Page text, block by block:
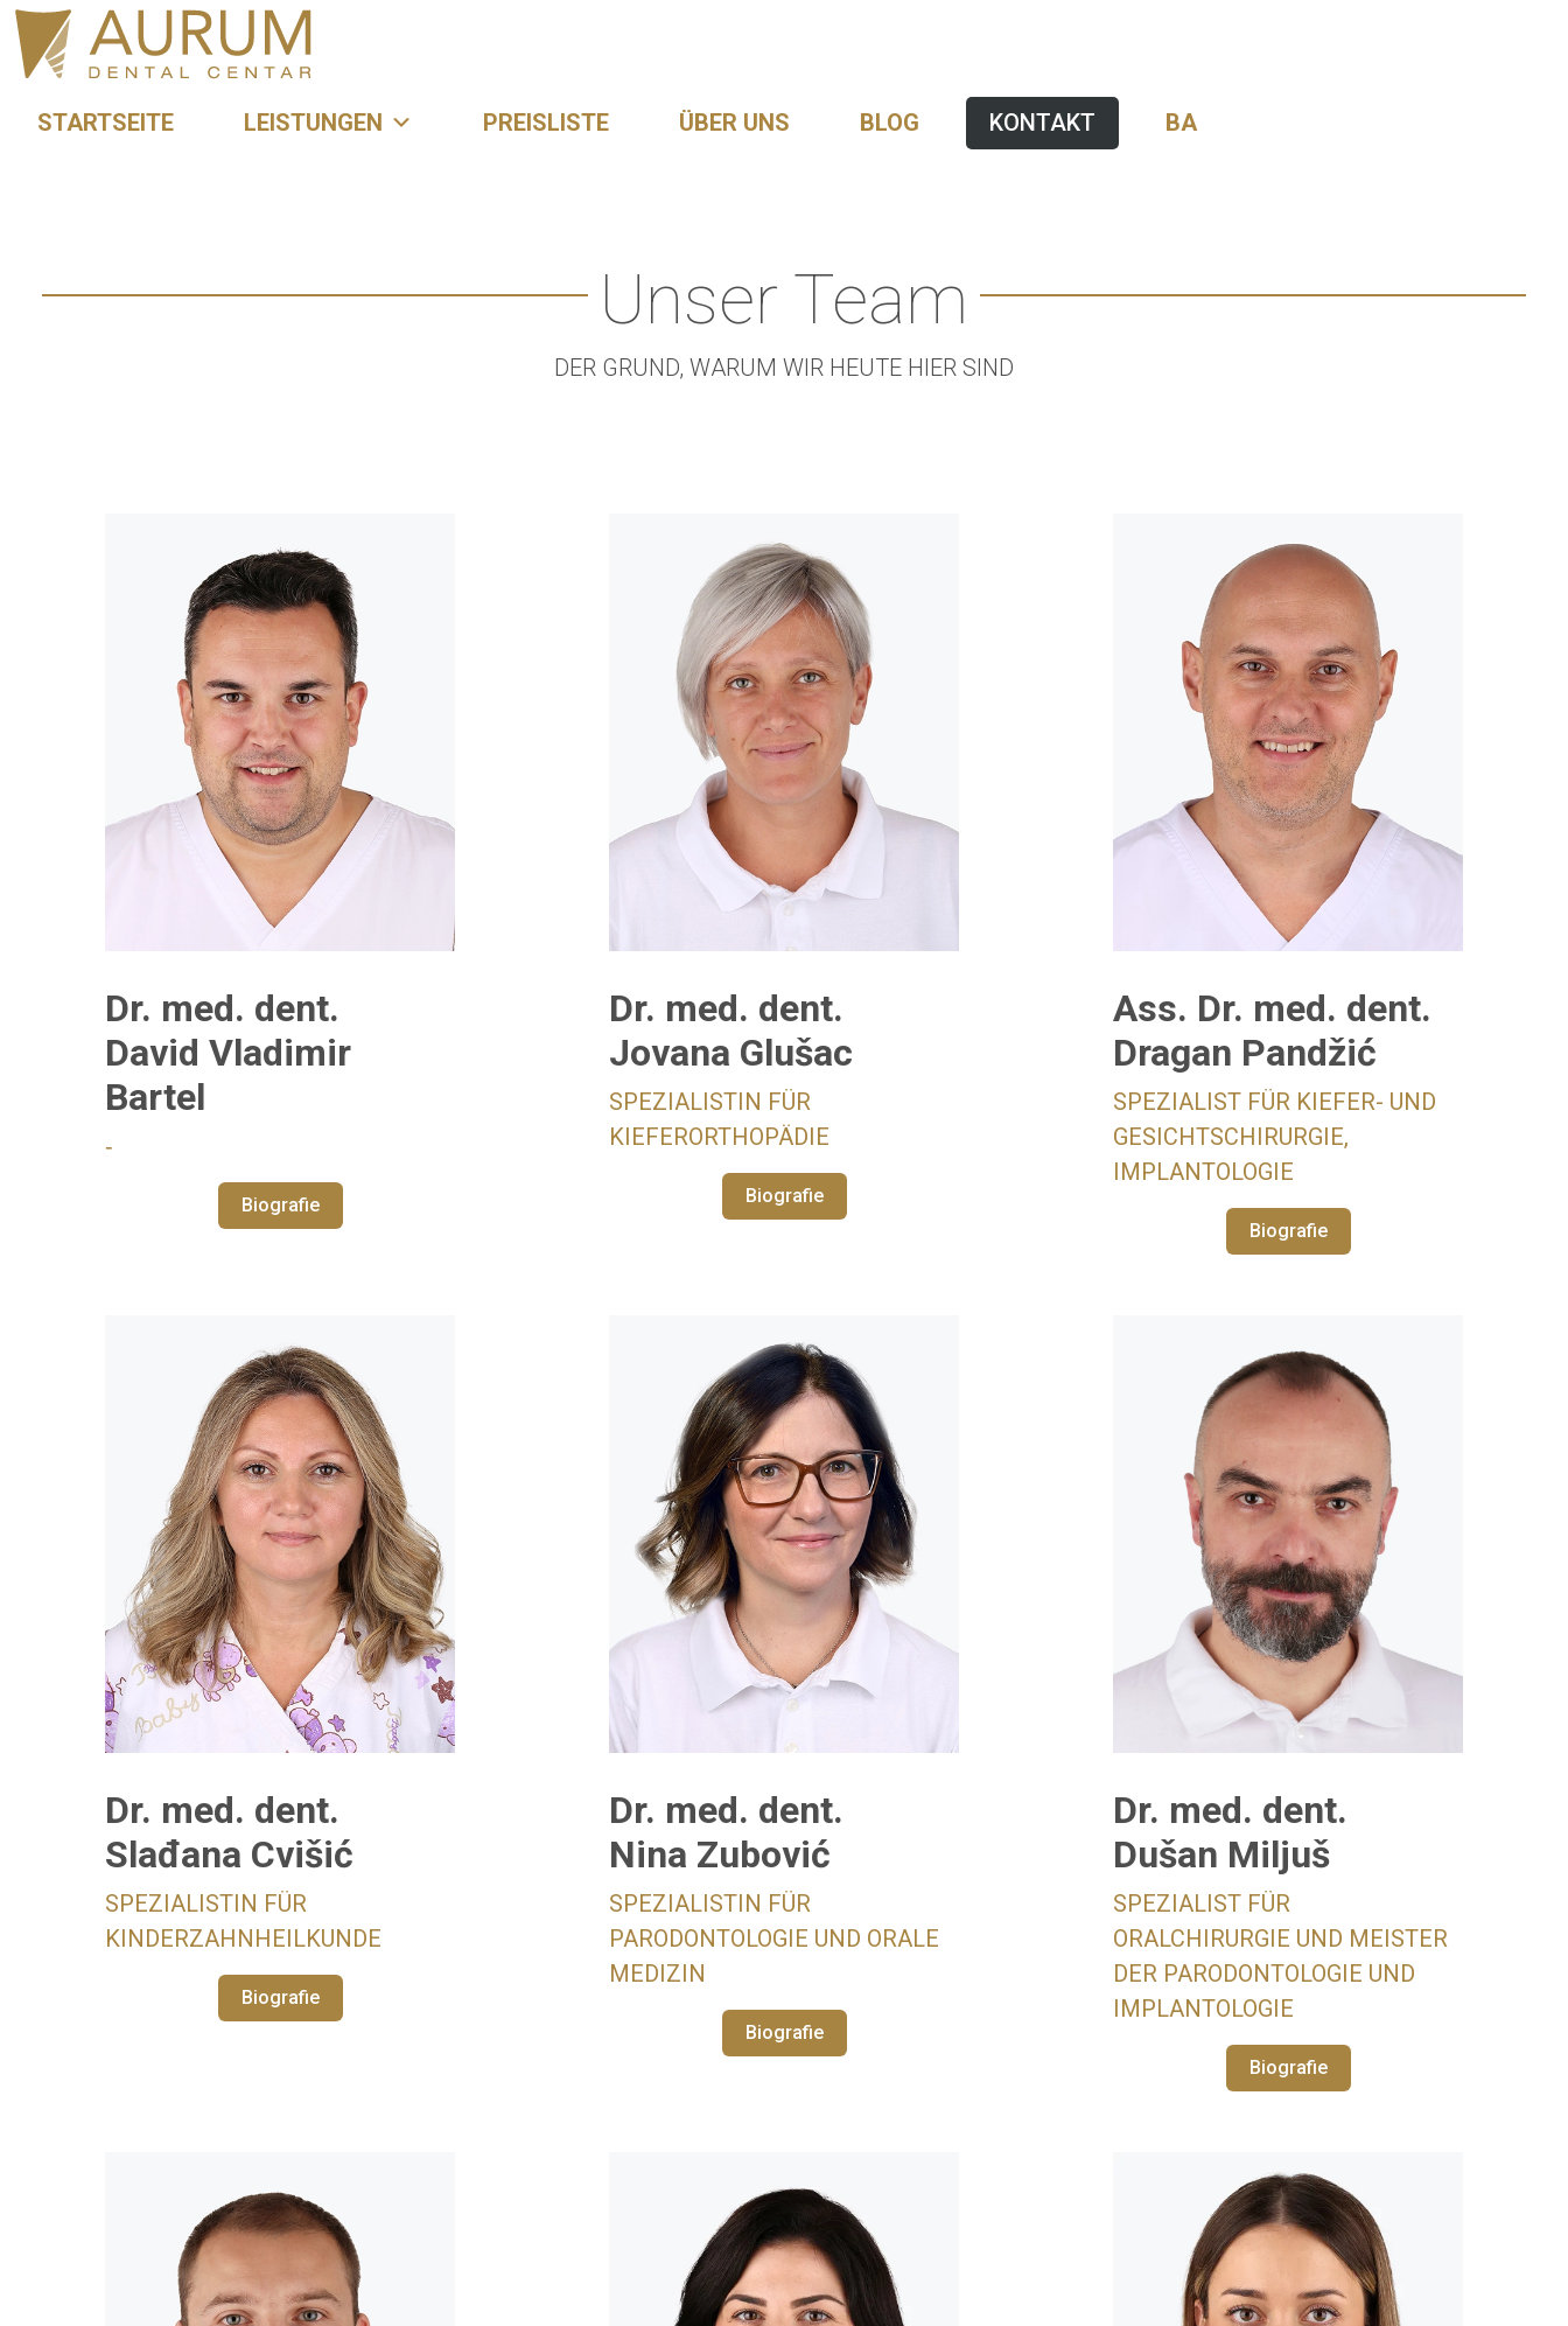
STARTSEITE LEISTUNGEN PREISLISTE ÜBER UNS BLOG KONTAKT BA
Unser Team
DER GRUND, WARUM WIR HEUTE HIER SIND
Dr. med. dent.
David Vladimir
Bartel
‑
Biografie
Dr. med. dent.
Jovana Glušac
SPEZIALISTIN FÜR
KIEFERORTHOPÄDIE
Biografie
Ass. Dr. med. dent.
Dragan Pandžić
SPEZIALIST FÜR KIEFER- UND
GESICHTSCHIRURGIE,
IMPLANTOLOGIE
Biografie
Dr. med. dent.
Slađana Cvišić
SPEZIALISTIN FÜR
KINDERZAHNHEILKUNDE
Biografie
Dr. med. dent.
Nina Zubović
SPEZIALISTIN FÜR
PARODONTOLOGIE UND ORALE
MEDIZIN
Biografie
Dr. med. dent.
Dušan Miljuš
SPEZIALIST FÜR
ORALCHIRURGIE UND MEISTER
DER PARODONTOLOGIE UND
IMPLANTOLOGIE
Biografie